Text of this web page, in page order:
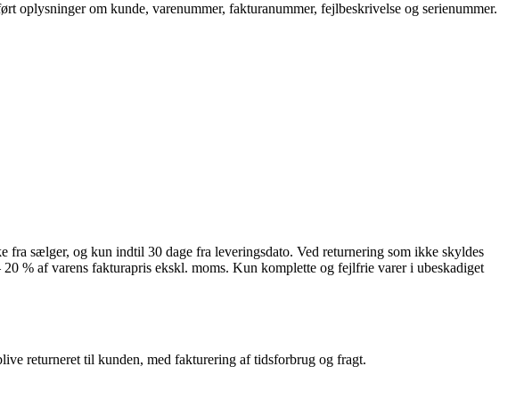
oplysninger om kunde, varenummer, fakturanummer, fejlbeskrivelse og serienummer.
sælger, og kun indtil 30 dage fra leveringsdato. Ved returnering som ikke skyldes
% af varens fakturapris ekskl. moms. Kun komplette og fejlfrie varer i ubeskadiget
returneret til kunden, med fakturering af tidsforbrug og fragt.